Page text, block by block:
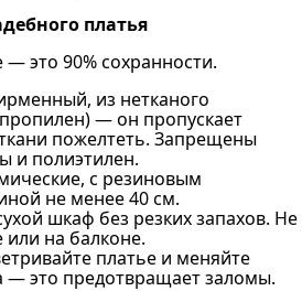
платья
это 90% сохранности.
из нетканого
— он пропускает
пожелтеть. Запрещены
и полиэтилен.
с резиновым
не менее 40 см.
шкаф без резких запахов. Не
или на балконе.
платье и меняйте
— это предотвращает заломы.